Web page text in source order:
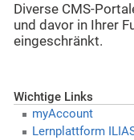
Diverse CMS-
und davor in Ihrer
eingeschränkt.
Wichtige Links
myAccount
Lernplattform